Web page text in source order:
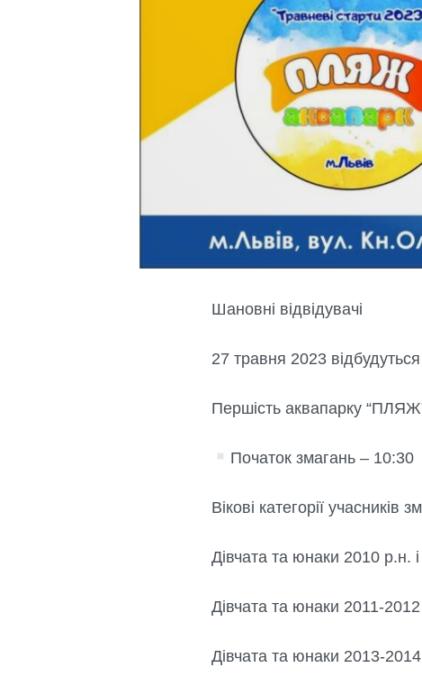
Шановні відвідувачі
27 травня 2023
Першість аквапарку
Початок змагань – 10:30
Вікові категорії учасників
Дівчата та юнаки 2010 р.н.
Дівчата та юнаки 2011-
Дівчата та юнаки 2013-